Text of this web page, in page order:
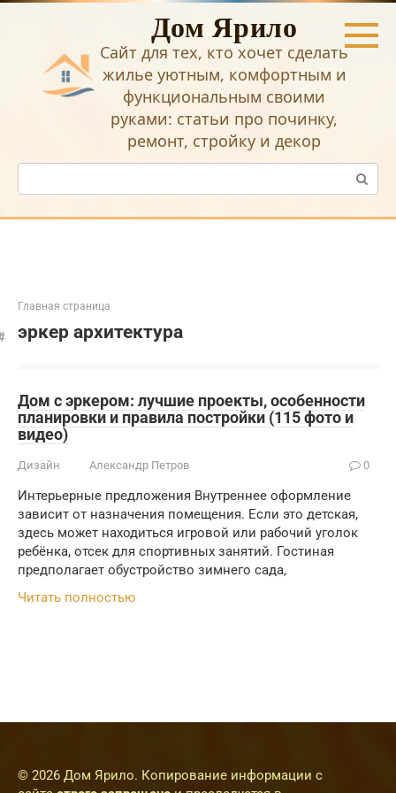
Перейти
Дом Ярило
Сайт для тех, кто хочет сделать
жилье уютным, комфортным и
функциональным своими
руками: статьи про починку,
ремонт, стройку и декор
Поиск:
Главная страница
эркер архитектура
Дом с эркером: лучшие проекты, особенности
планировки и правила постройки (115 фото и
видео)
Дизайн Александр Петров 0
Интерьерные предложения Внутреннее оформление
зависит от назначения помещения. Если это детская,
здесь может находиться игровой или рабочий уголок
ребёнка, отсек для спортивных занятий. Гостиная
предполагает обустройство зимнего сада,
Читать полностью
© 2026 Дом Ярило. Копирование информации с